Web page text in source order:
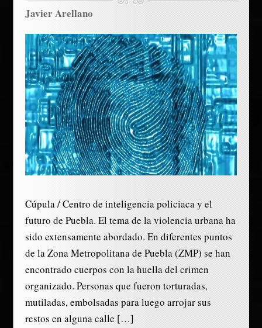
Javier Arellano
Cúpula / Centro de inteligencia policiaca y el
futuro de Puebla. El tema de la violencia urbana ha
sido extensamente abordado. En diferentes puntos
de la Zona Metropolitana de Puebla (ZMP) se han
encontrado cuerpos con la huella del crimen
organizado. Personas que fueron torturadas,
mutiladas, embolsadas para luego arrojar sus
restos en alguna calle […]